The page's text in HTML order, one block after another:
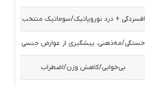
افسردگی + درد نوروپاتیک/سوماتیک منتخب
خستگی/مه‌ذهنی، پیشگیری از عوارض جنسی
بی‌خوابی/کاهش وزن/اضطراب